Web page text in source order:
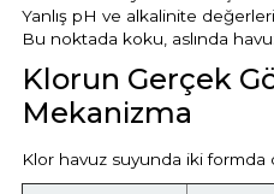
Sıvı pH Düşürücü
pH Yükseltici
Spino Havuz
Süs Havuzu
Abs Skimmer
Yanlış pH ve alkalinite değerleri
Bu noktada koku, aslında
Klorun Gerçek
Mekanizma
Klor havuz suyunda iki formda